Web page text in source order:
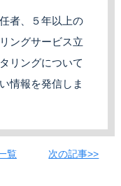
者、５年以上の
ングサービス立
リングについて
情報を発信しま
覧 次の記事>>